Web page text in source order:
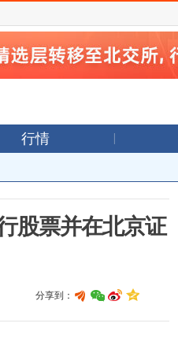
行情
股票并在北京证
分享到：